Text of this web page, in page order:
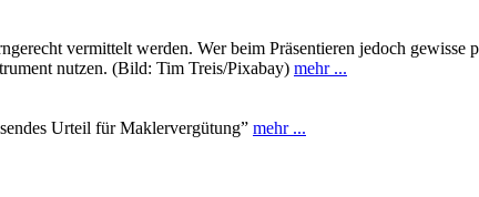
vermittelt werden. Wer beim Präsentieren jedoch gewisse
nutzen. (Bild: Tim Treis/Pixabay) mehr ...
Urteil für Maklervergütung” mehr ...